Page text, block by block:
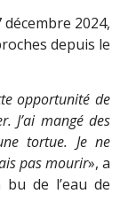
2024,
depuis le
opportunité de
J’ai mangé des
tortue. Je ne
pas mourir», a
de l’eau de